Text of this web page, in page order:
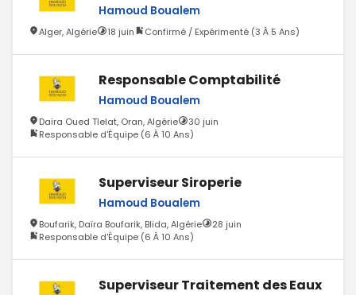
Hamoud Boualem
Alger, Algérie 18 juin Confirmé / Expérimenté (3 À 5 Ans)
Responsable Comptabilité
Hamoud Boualem
Daïra Oued Tlelat, Oran, Algérie
30 juin
Responsable d'Équipe (6 À 10 Ans)
Superviseur Siroperie
Hamoud Boualem
Boufarik, Daïra Boufarik, Blida, Algérie
28 juin
Responsable d'Équipe (6 À 10 Ans)
Superviseur Traitement des Eaux